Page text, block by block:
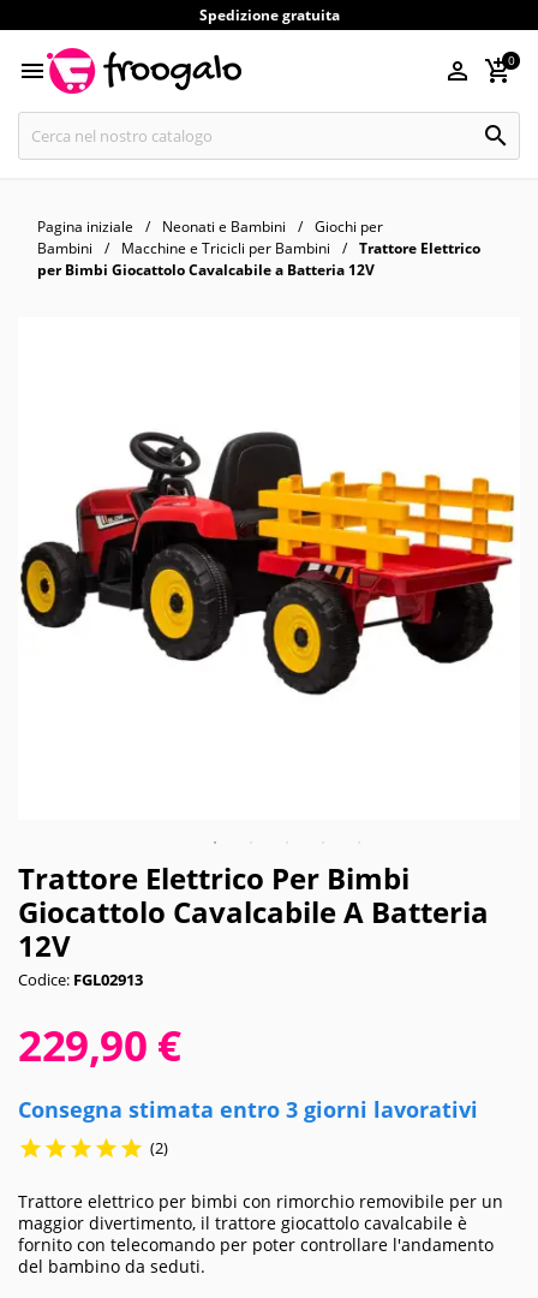
Spedizione gratuita
  0

Pagina iniziale Neonati e Bambini
Giochi per
Bambini
Macchine e Tricicli per Bambini
Trattore Elettrico
per Bimbi Giocattolo Cavalcabile a Batteria 12V
Trattore Elettrico Per Bimbi
Giocattolo Cavalcabile A Batteria
12V
Codice: FGL02913
229,90 €
Consegna stimata entro 3 giorni lavorativi
 (2)
Trattore elettrico per bimbi con rimorchio removibile per un
maggior divertimento, il trattore giocattolo cavalcabile è
fornito con telecomando per poter controllare l'andamento
del bambino da seduti.